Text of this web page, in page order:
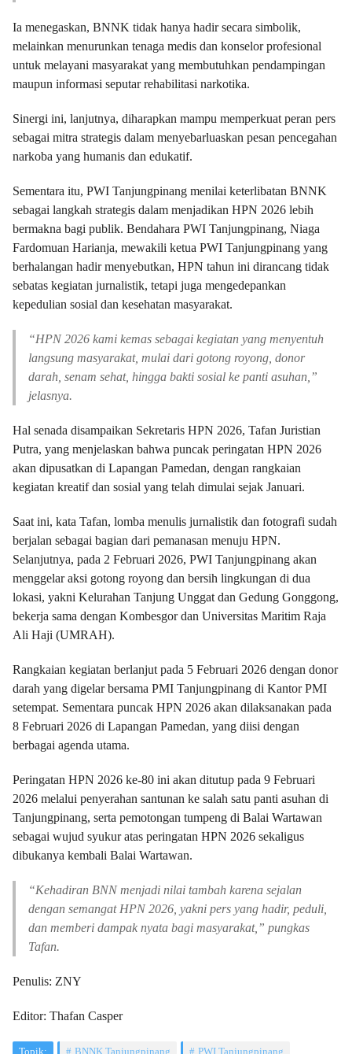
Ia menegaskan, BNNK tidak hanya hadir secara simbolik,
melainkan menurunkan tenaga medis dan konselor profesional
untuk melayani masyarakat yang membutuhkan pendampingan
maupun informasi seputar rehabilitasi narkotika.
Sinergi ini, lanjutnya, diharapkan mampu memperkuat peran pers
sebagai mitra strategis dalam menyebarluaskan pesan pencegahan
narkoba yang humanis dan edukatif.
Sementara itu, PWI Tanjungpinang menilai keterlibatan BNNK
sebagai langkah strategis dalam menjadikan HPN 2026 lebih
bermakna bagi publik. Bendahara PWI Tanjungpinang, Niaga
Fardomuan Harianja, mewakili ketua PWI Tanjungpinang yang
berhalangan hadir menyebutkan, HPN tahun ini dirancang tidak
sebatas kegiatan jurnalistik, tetapi juga mengedepankan
kepedulian sosial dan kesehatan masyarakat.
“HPN 2026 kami kemas sebagai kegiatan yang menyentuh
langsung masyarakat, mulai dari gotong royong, donor
darah, senam sehat, hingga bakti sosial ke panti asuhan,”
jelasnya.
Hal senada disampaikan Sekretaris HPN 2026, Tafan Juristian
Putra, yang menjelaskan bahwa puncak peringatan HPN 2026
akan dipusatkan di Lapangan Pamedan, dengan rangkaian
kegiatan kreatif dan sosial yang telah dimulai sejak Januari.
Saat ini, kata Tafan, lomba menulis jurnalistik dan fotografi sudah
berjalan sebagai bagian dari pemanasan menuju HPN.
Selanjutnya, pada 2 Februari 2026, PWI Tanjungpinang akan
menggelar aksi gotong royong dan bersih lingkungan di dua
lokasi, yakni Kelurahan Tanjung Unggat dan Gedung Gonggong,
bekerja sama dengan Kombesgor dan Universitas Maritim Raja
Ali Haji (UMRAH).
Rangkaian kegiatan berlanjut pada 5 Februari 2026 dengan donor
darah yang digelar bersama PMI Tanjungpinang di Kantor PMI
setempat. Sementara puncak HPN 2026 akan dilaksanakan pada
8 Februari 2026 di Lapangan Pamedan, yang diisi dengan
berbagai agenda utama.
Peringatan HPN 2026 ke-80 ini akan ditutup pada 9 Februari
2026 melalui penyerahan santunan ke salah satu panti asuhan di
Tanjungpinang, serta pemotongan tumpeng di Balai Wartawan
sebagai wujud syukur atas peringatan HPN 2026 sekaligus
dibukanya kembali Balai Wartawan.
“Kehadiran BNN menjadi nilai tambah karena sejalan
dengan semangat HPN 2026, yakni pers yang hadir, peduli,
dan memberi dampak nyata bagi masyarakat,” pungkas
Tafan.
Penulis: ZNY
Editor: Thafan Casper
Topik: BNNK Tanjungpinang PWI Tanjungpinang